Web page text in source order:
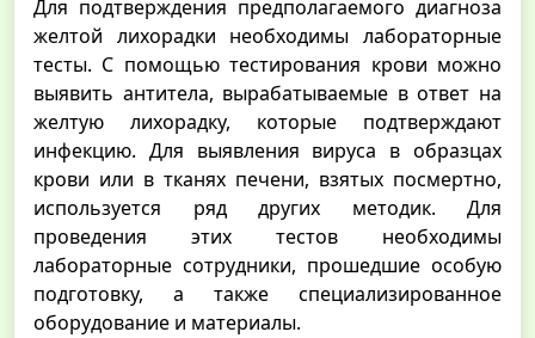
Для подтверждения предполагаемого диагноза
желтой лихорадки необходимы лабораторные
тесты. С помощью тестирования крови можно
выявить антитела, вырабатываемые в ответ на
желтую лихорадку, которые подтверждают
инфекцию. Для выявления вируса в образцах
крови или в тканях печени, взятых посмертно,
используется ряд других методик. Для
проведения этих тестов необходимы
лабораторные сотрудники, прошедшие особую
подготовку, а также специализированное
оборудование и материалы.